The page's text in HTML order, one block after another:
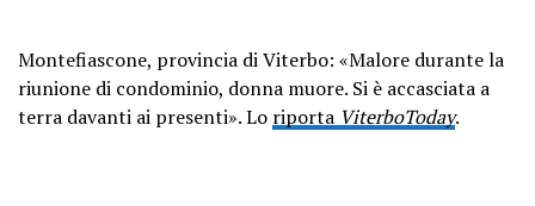
Montefiascone, provincia di Viterbo: «Malore durante la
riunione di condominio, donna muore. Si è accasciata a
terra davanti ai presenti». Lo riporta ViterboToday.